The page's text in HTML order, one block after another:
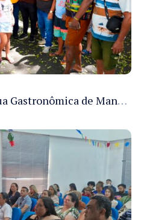
Prefeitura anuncia Rua Gastronômica de Manaus e garante alternativas para 54 ambulantes cadastrados